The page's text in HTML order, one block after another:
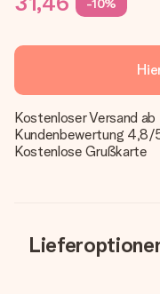
-10%
Kostenloser Versand
Kundenbewertung 4,8/
Kostenlose Grußkarte